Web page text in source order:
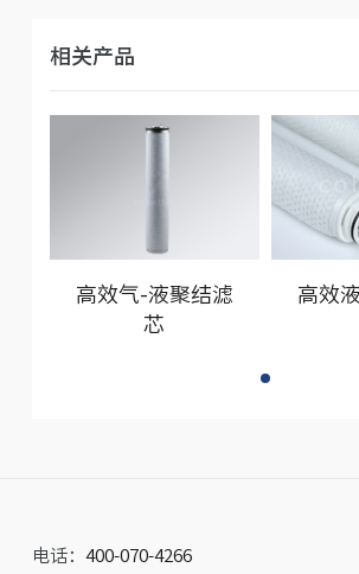
相关产品
高效气-液聚结滤
芯
高效
电话： 400-070-4266